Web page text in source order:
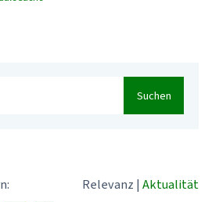
Suchen
Relevanz | Aktualität